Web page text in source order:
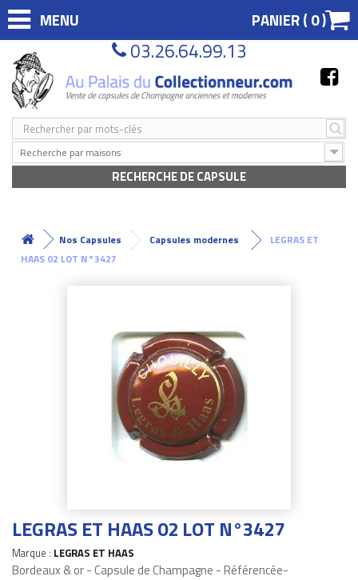
MENU PANIER (0)
03.26.64.99.13
Recherche par maisons
RECHERCHE DE CAPSULE
Nos Capsules Capsules modernes
LEGRAS ET
HAAS 02 LOT N°3427
LEGRAS ET HAAS 02 LOT N°3427
Marque : LEGRAS ET HAAS
Bordeaux & or - Capsule de Champagne - Référencée-